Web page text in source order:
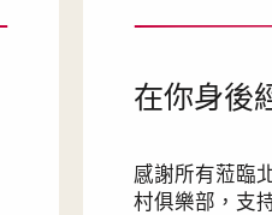
在你身後
感謝所有蒞臨
村俱樂部，支